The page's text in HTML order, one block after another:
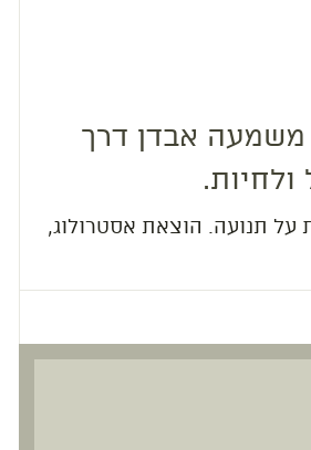
אבדן דרך
ולחיות.
על תנועה. הוצאת אסטרולוג,